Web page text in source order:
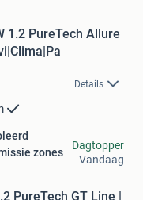
1.2 PureTech Allure
Details
zones
Dagtopper
Vandaag
PureTech GT Line |